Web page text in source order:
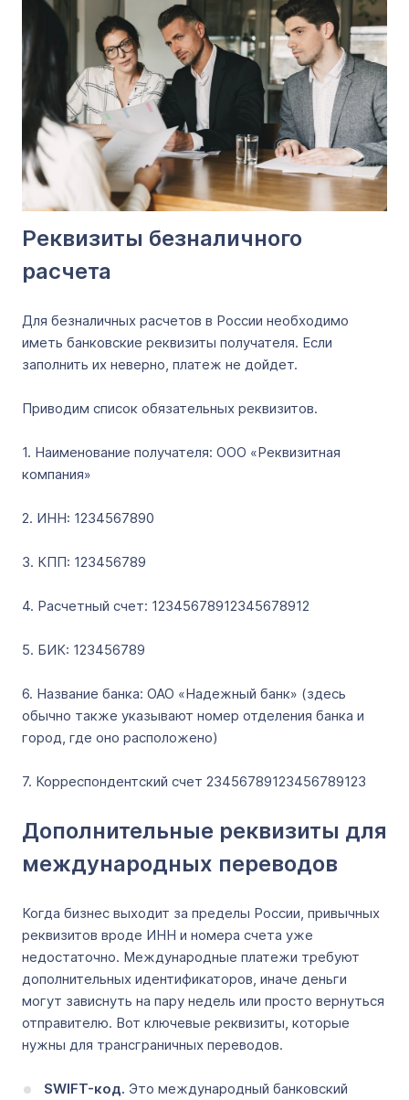
Реквизиты безналичного
расчета
Для безналичных расчетов в России необходимо
иметь банковские реквизиты получателя. Если
заполнить их неверно, платеж не дойдет.
Приводим список обязательных реквизитов.
1. Наименование получателя: ООО «Реквизитная
компания»
2. ИНН: 1234567890
3. КПП: 123456789
4. Расчетный счет: 12345678912345678912
5. БИК: 123456789
6. Название банка: ОАО «Надежный банк» (здесь
обычно также указывают номер отделения банка и
город, где оно расположено)
7. Корреспондентский счет 23456789123456789123
Дополнительные реквизиты для
международных переводов
Когда бизнес выходит за пределы России, привычных
реквизитов вроде ИНН и номера счета уже
недостаточно. Международные платежи требуют
дополнительных идентификаторов, иначе деньги
могут зависнуть на пару недель или просто вернуться
отправителю. Вот ключевые реквизиты, которые
нужны для трансграничных переводов.
SWIFT-код. Это международный банковский